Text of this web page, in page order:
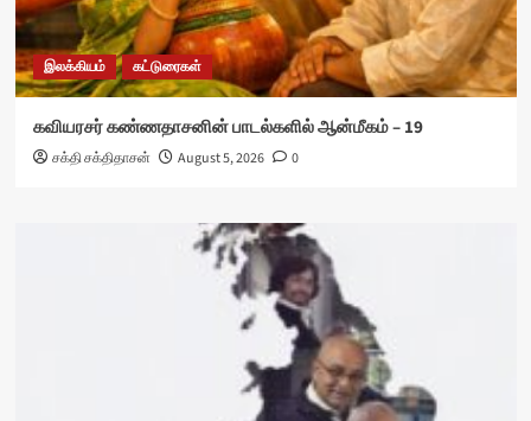
இலக்கியம் கட்டுரைகள்
கவியரசர் கண்ணதாசனின் பாடல்களில் ஆன்மீகம் – 19
சக்தி சக்திதாசன் August 5, 2026 0